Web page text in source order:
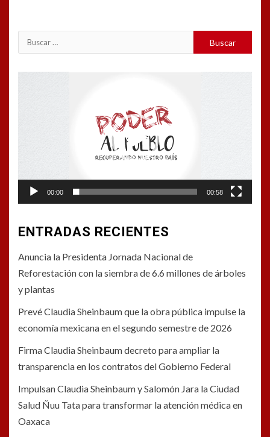
Buscar:
00:00 00:58
ENTRADAS RECIENTES
Anuncia la Presidenta Jornada Nacional de
Reforestación con la siembra de 6.6 millones de árboles
y plantas
Prevé Claudia Sheinbaum que la obra pública impulse la
economía mexicana en el segundo semestre de 2026
Firma Claudia Sheinbaum decreto para ampliar la
transparencia en los contratos del Gobierno Federal
Impulsan Claudia Sheinbaum y Salomón Jara la Ciudad
Salud Ñuu Tata para transformar la atención médica en
Oaxaca